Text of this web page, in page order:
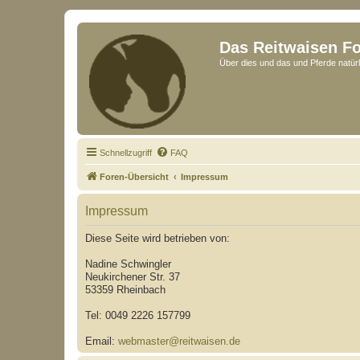
Das Reitwaisen
Über dies und das und Pferde
Schnellzugriff FAQ
Foren-Übersicht Impressum
Impressum
Diese Seite wird betrieben von:
Nadine Schwingler
Neukirchener Str. 37
53359 Rheinbach
Tel: 0049 2226 157799
Email: webmaster@reitwaisen.de